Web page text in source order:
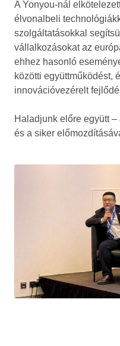
A Yonyou-nál
élvonalbeli
szolgáltatásokkal
vállalkozásokat az
ehhez hasonló
közötti együttműködést,
innovációvezérelt
Haladjunk előre együtt
és a siker